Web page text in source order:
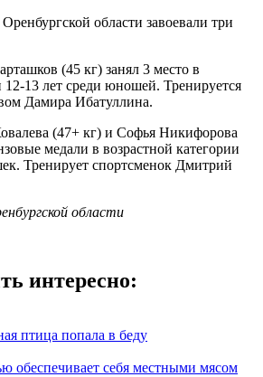
области завоевали три
(45 кг) занял 3 место в
12-13 лет среди юношей. Тренируется
Дамира Ибатуллина.
(47+ кг) и Софья Никифорова
медали в возрастной категории
Тренирует спортсменок Дмитрий
области
интересно:
птица попала в беду
обеспечивает себя местными мясом